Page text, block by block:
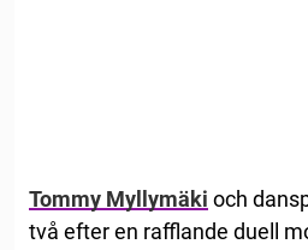
Tommy Myllymäki och
två efter en rafflande duell